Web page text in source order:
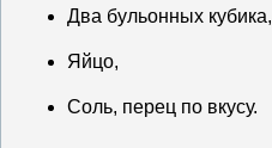
Два бульонных кубика,
Яйцо,
Соль, перец по вкусу.